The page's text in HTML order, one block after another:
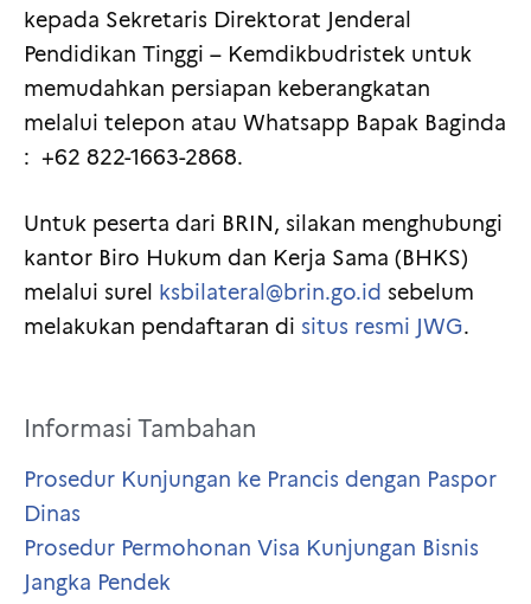
kepada Sekretaris Direktorat Jenderal
Pendidikan Tinggi – Kemdikbudristek untuk
memudahkan persiapan keberangkatan
melalui telepon atau Whatsapp Bapak Baginda
: +62 822-1663-2868.
Untuk peserta dari BRIN, silakan menghubungi
kantor Biro Hukum dan Kerja Sama (BHKS)
melalui surel ksbilateral@brin.go.id sebelum
melakukan pendaftaran di situs resmi JWG.
Informasi Tambahan
Prosedur Kunjungan ke Prancis dengan Paspor
Dinas
Prosedur Permohonan Visa Kunjungan Bisnis
Jangka Pendek